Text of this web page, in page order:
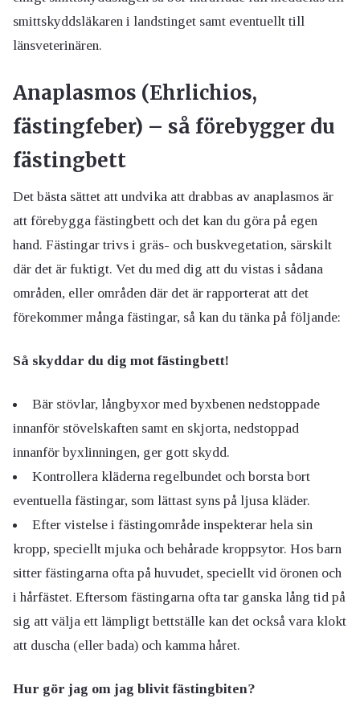
smittskyddsläkaren i landstinget samt eventuellt till
länsveterinären.
Anaplasmos (Ehrlichios,
fästingfeber) – så förebygger du
fästingbett
Det bästa sättet att undvika att drabbas av anaplasmos är
att förebygga fästingbett och det kan du göra på egen
hand. Fästingar trivs i gräs- och buskvegetation, särskilt
där det är fuktigt. Vet du med dig att du vistas i sådana
områden, eller områden där det är rapporterat att det
förekommer många fästingar, så kan du tänka på följande:
Så skyddar du dig mot fästingbett!
Bär stövlar, långbyxor med byxbenen nedstoppade
innanför stövelskaften samt en skjorta, nedstoppad
innanför byxlinningen, ger gott skydd.
Kontrollera kläderna regelbundet och borsta bort
eventuella fästingar, som lättast syns på ljusa kläder.
Efter vistelse i fästingområde inspekterar hela sin
kropp, speciellt mjuka och behårade kroppsytor. Hos barn
sitter fästingarna ofta på huvudet, speciellt vid öronen och
i hårfästet. Eftersom fästingarna ofta tar ganska lång tid på
sig att välja ett lämpligt bettställe kan det också vara klokt
att duscha (eller bada) och kamma håret.
Hur gör jag om jag blivit fästingbiten?